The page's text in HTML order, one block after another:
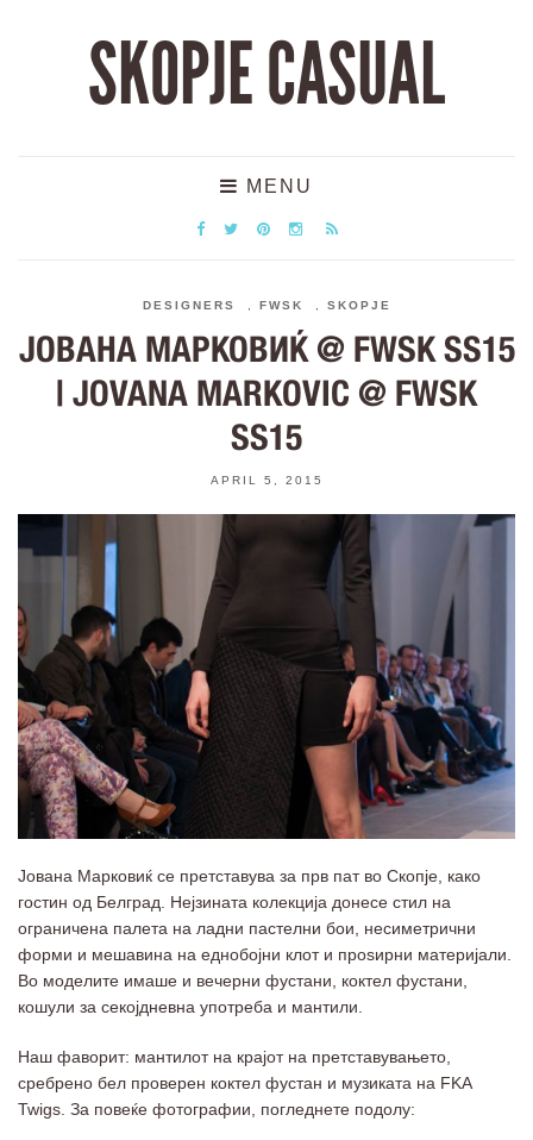
SKOPJE CASUAL
MENU
DESIGNERS FWSK SKOPJE
ЈОВАНА МАРКОВИЌ @ FWSK SS15
| JOVANA MARKOVIC @ FWSK
SS15
APRIL 5, 2015
Јована Марковиќ се претставува за прв пат во Скопје, како
гостин од Белград. Нејзината колекција донесе стил на
ограничена палета на ладни пастелни бои, несимeтрични
форми и мешавина на еднобојни клот и проѕирни материјали.
Во моделите имаше и вечерни фустани, коктел фустани,
кошули за секојдневна употреба и мантили.
Наш фаворит: мантилот на крајот на претставувањето,
сребрено бел проверен коктел фустан и музиката на FKA
Twigs. За повеќе фотографии, погледнете подолу: